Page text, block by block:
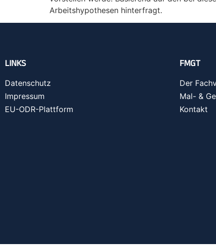
Arbeitshypothesen hinterfragt.
LINKS
Datenschutz
Impressum
EU-ODR-Plattform
FMGT
Der
Mal- &
Kontakt